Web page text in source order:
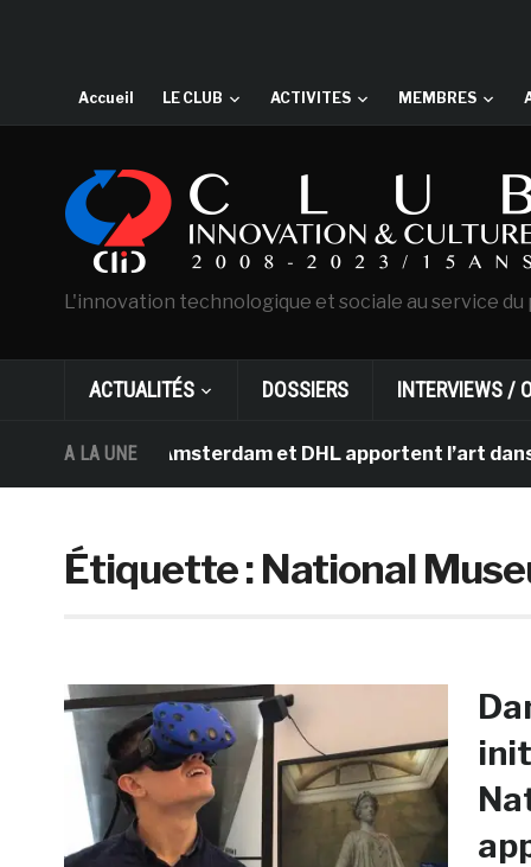
Accueil LE CLUB ACTIVITES MEMBRES
L'innovation technologique et sociale au service
ACTUALITÉS DOSSIERS INTERVIEWS /
A LA UNE
Gogh d’Amsterdam et DHL apportent l’art dans les
Étiquette :National